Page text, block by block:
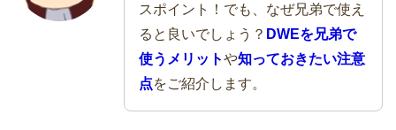
スポイント！でも、なぜ兄弟で使え
ると良いでしょう？ DWEを兄弟で
使うメリットや知っておきたい注意
点をご紹介します。